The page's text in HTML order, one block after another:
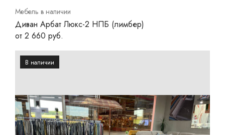
Мебель в наличии
Диван Арбат Люкс-2 НПБ (лимбер)
от 2 660 руб.
В наличии